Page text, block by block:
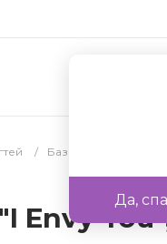
Да,
/ База для гель лака
Envy